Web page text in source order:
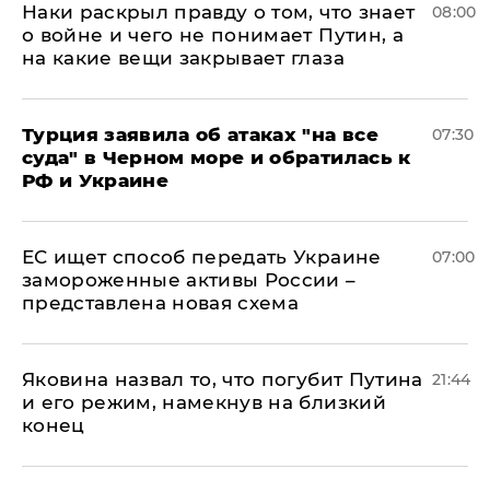
Наки раскрыл правду о том, что знает
о войне и чего не понимает Путин, а
на какие вещи закрывает глаза
08:00
Турция заявила об атаках "на все
суда" в Черном море и обратилась к
РФ и Украине
07:30
ЕС ищет способ передать Украине
замороженные активы России –
представлена новая схема
07:00
Яковина назвал то, что погубит Путина
и его режим, намекнув на близкий
конец
21:44